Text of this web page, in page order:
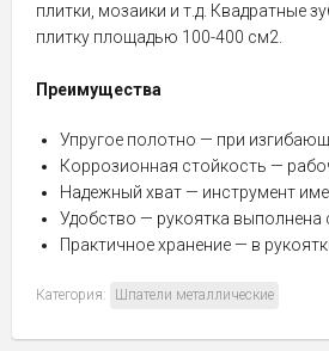
плитки, мозаики и т.д. Квадратные
плитку площадью 100-400 см2.
Преимущества
Упругое полотно — при
Коррозионная стойкость —
Надежный хват — инструмент
Удобство — рукоятка
Практичное хранение — в
Категория: Шпатели металлические